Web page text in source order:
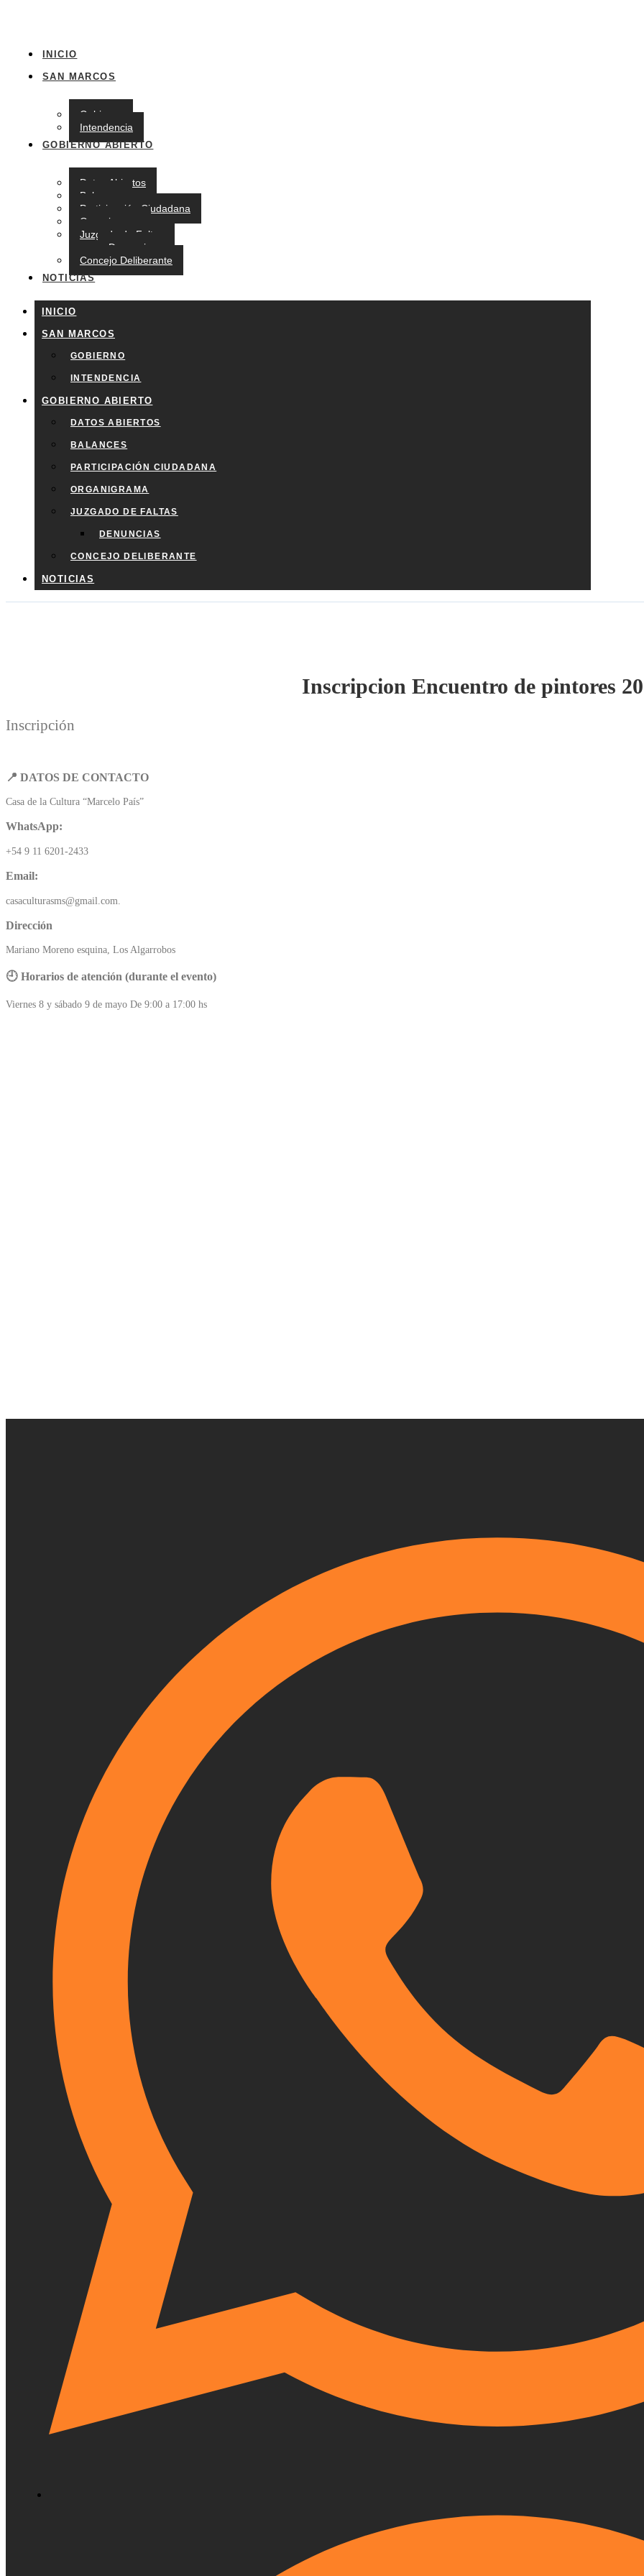
INICIO
SAN MARCOS
Gobierno
Intendencia
GOBIERNO ABIERTO
Datos Abiertos
Balances
Participación Ciudadana
Organigrama
Juzgado de Faltas
Denuncias
Concejo Deliberante
NOTICIAS
INICIO
SAN MARCOS
GOBIERNO
INTENDENCIA
GOBIERNO ABIERTO
DATOS ABIERTOS
BALANCES
PARTICIPACIÓN CIUDADANA
ORGANIGRAMA
JUZGADO DE FALTAS
DENUNCIAS
CONCEJO DELIBERANTE
NOTICIAS
Inscripcion Encuentro de pintores
Inscripción
📍 DATOS DE CONTACTO
Casa de la Cultura “Marcelo País”
WhatsApp:
+54 9 11 6201-2433
Email:
casaculturasms@gmail.com.
Dirección
Mariano Moreno esquina, Los Algarrobos
🕘 Horarios de atención (durante el evento)
Viernes 8 y sábado 9 de mayo De 9:00 a 17:00 hs